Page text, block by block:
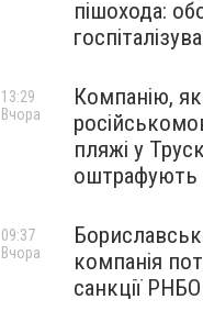
пішохода:
Компанію,
пляжі у
оштрафують
13:29
Вчора
компанія
санкції РНБО
09:37
Вчора